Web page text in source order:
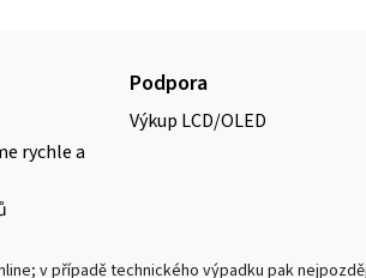
rychle a
Podpora
Výkup LCD/OLED
v případě technického výpadku pak